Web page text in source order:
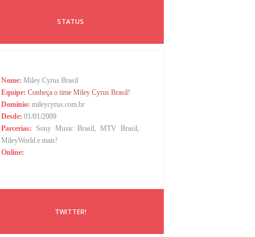
STATUS
Nome: Miley Cyrus Brasil
Equipe: Conheça o time Miley Cyrus Brasil!
Domínio: mileycyrus.com.br
Desde: 01/01/2009
Parcerias: Sony Music Brasil, MTV Brasil,
MileyWorld e mais!
Online:
TWITTER!